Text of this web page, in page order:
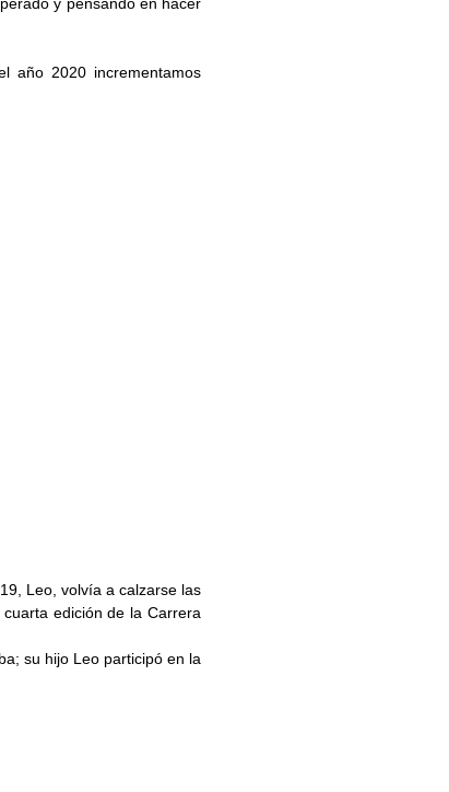
año 2020 incrementamos
Leo, volvía a calzarse las
edición de la Carrera
su hijo Leo participó en la